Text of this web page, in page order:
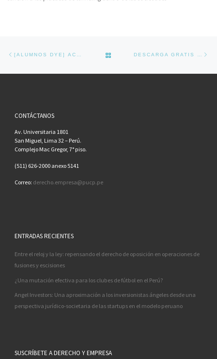
BACK TO POST LIST
CONTÁCTANOS
Av. Universitaria 1801
San Miguel, Lima 32 – Perú.
Complejo Mac Gregor, 7° piso.
(511) 626-2000 anexo 5141
Correo: derecho.empresa@pucp.pe
ENTRADAS RECIENTES
Entre el reloj y la ley: repensando el derecho de oposición en operaciones de
fusiones y escisiones
¿Una mutación efectiva para los clubes de fútbol en el Perú?
Angel Investors: Una aproximación a los inversionistas ángeles desde una
perspectiva jurídico-societaria de las startups en el modelo peruano
SUSCRÍBETE A DERECHO Y EMPRESA